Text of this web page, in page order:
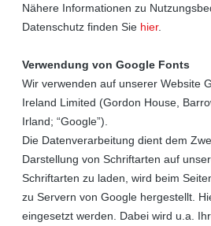
Nähere Informationen zu
Datenschutz finden Sie hier.
Verwendung von Google Fonts
Wir verwenden auf unserer Website
Ireland Limited (Gordon House,
Irland; “Google”).
Die Datenverarbeitung dient dem
Darstellung von Schriftarten auf
Schriftarten zu laden, wird beim
zu Servern von Google hergestellt.
eingesetzt werden. Dabei wird u.a.